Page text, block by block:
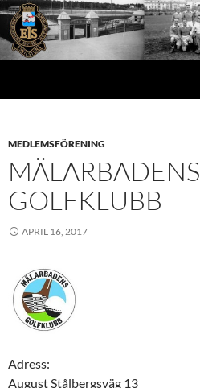
Hoppa
till
innehåll
MEDLEMSFÖRENING
MÄLARBADENS
GOLFKLUBB
APRIL 16, 2017
Adress:
August Stålbergsväg 13